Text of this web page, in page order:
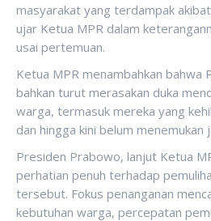
masyarakat yang terdampak
ujar Ketua MPR dalam
usai pertemuan.
Ketua MPR menambahkan bahwa
bahkan turut merasakan duka
warga, termasuk mereka yang
dan hingga kini belum
Presiden Prabowo, lanjut Ketua
perhatian penuh terhadap
tersebut. Fokus penanganan
kebutuhan warga, percepatan